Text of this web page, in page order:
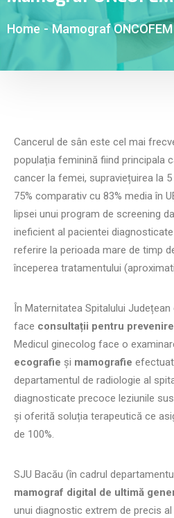
Home - Mamograf ONCOFEM
Cancerul de sân este cel mai
populația feminină fiind principala
cancer la femei, supraviețuirea la
75% comparativ cu 83% media în
lipsei unui program de screening
ineficient al pacientei
referire la perioada mare de timp
începerea tratamentului
În Maternitatea Spitalului
face consultații pentru
Medicul ginecolog face o
ecografie și mamografie
departamentul de radiologie al
diagnosticate precoce leziunile
și oferită soluția terapeutică ce
de 100%.
SJU Bacău (în cadrul
mamograf digital de ultimă
unui diagnostic extrem de precis